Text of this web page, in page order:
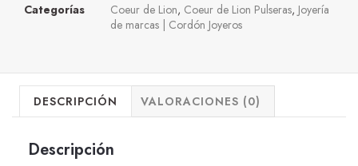
Categorías
Coeur de Lion, Coeur de Lion Pulseras, Joyería
de marcas | Cordón Joyeros
DESCRIPCIÓN VALORACIONES (0)
Descripción